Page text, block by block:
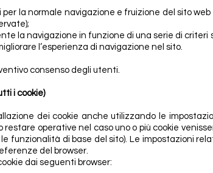
la normale navigazione e fruizione del sito
la navigazione in funzione di una serie di criteri
l’esperienza di navigazione nel sito.
consenso degli utenti.
i cookie)
dei cookie anche utilizzando le
operative nel caso uno o più cookie
funzionalità di base del sito). Le impostazioni
del browser.
dai seguenti browser: